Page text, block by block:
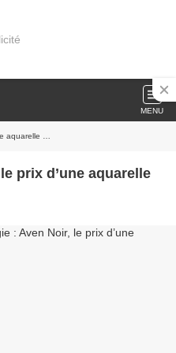
MENU
aquarelle …
prix d’une aquarelle